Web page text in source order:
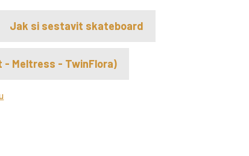
Jak si sestavit skateboard
- Meltress - TwinFlora)